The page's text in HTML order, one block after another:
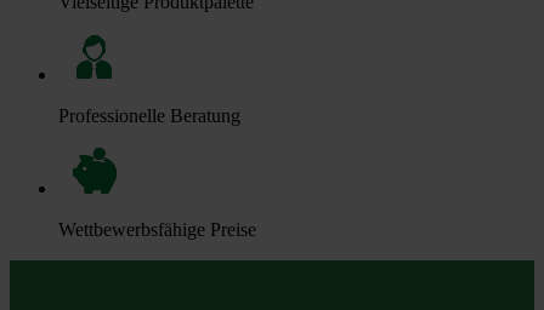
Professionelle Beratung
Wettbewerbsfähige Preise